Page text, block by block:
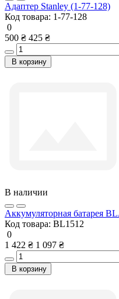
Адаптер Stanley (1-77-128)
Код товара: 1-77-128
0
500 ₴ 425 ₴
В корзину
В наличии
Аккумуляторная батарея
Код товара: BL1512
0
1 422 ₴ 1 097 ₴
В корзину